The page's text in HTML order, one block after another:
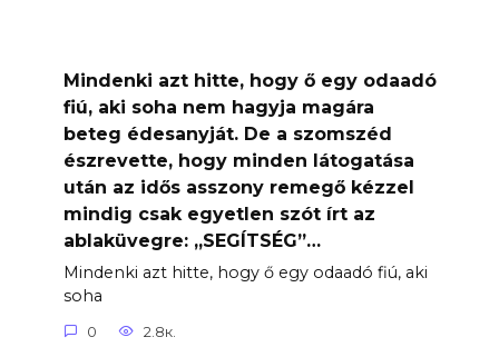
Mindenki azt hitte, hogy ő egy odaadó
fiú, aki soha nem hagyja magára
beteg édesanyját. De a szomszéd
észrevette, hogy minden látogatása
után az idős asszony remegő kézzel
mindig csak egyetlen szót írt az
ablaküvegre: „SEGÍTSÉG”…
Mindenki azt hitte, hogy ő egy odaadó fiú, aki
soha
0 2.8к.